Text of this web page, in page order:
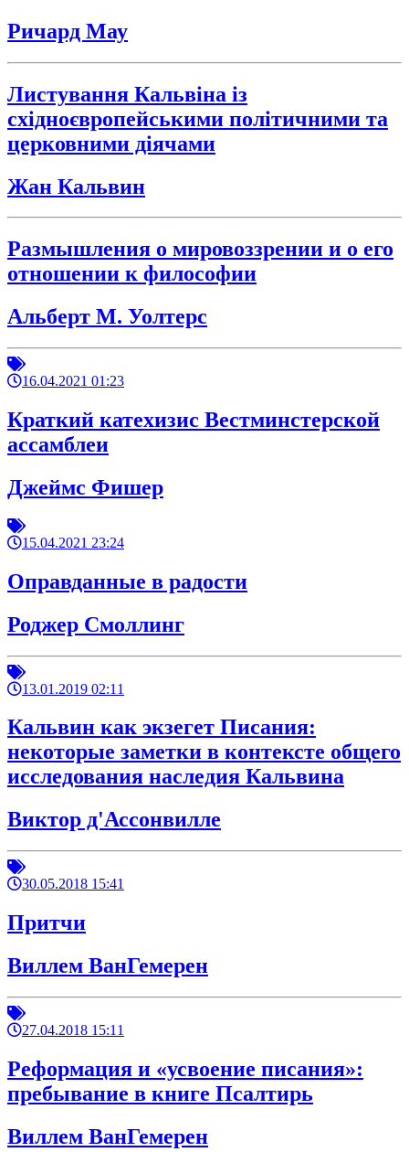
Ричард Мау
Листування Кальвіна із
східноєвропейськими політичними та
церковними діячами
Жан Кальвин
Размышления о мировоззрении и о его
отношении к философии
Альберт М. Уолтерс
16.04.2021 01:23
Краткий катехизис Вестминстерской
ассамблеи
Джеймс Фишер
15.04.2021 23:24
Оправданные в радости
Роджер Смоллинг
13.01.2019 02:11
Кальвин как экзегет Писания:
некоторые заметки в контексте общего
исследования наследия Кальвина
Виктор д'Ассонвилле
30.05.2018 15:41
Притчи
Виллем ВанГемерен
27.04.2018 15:11
Реформация и «усвоение писания»:
пребывание в книге Псалтирь
Виллем ВанГемерен